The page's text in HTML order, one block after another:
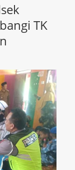
TK